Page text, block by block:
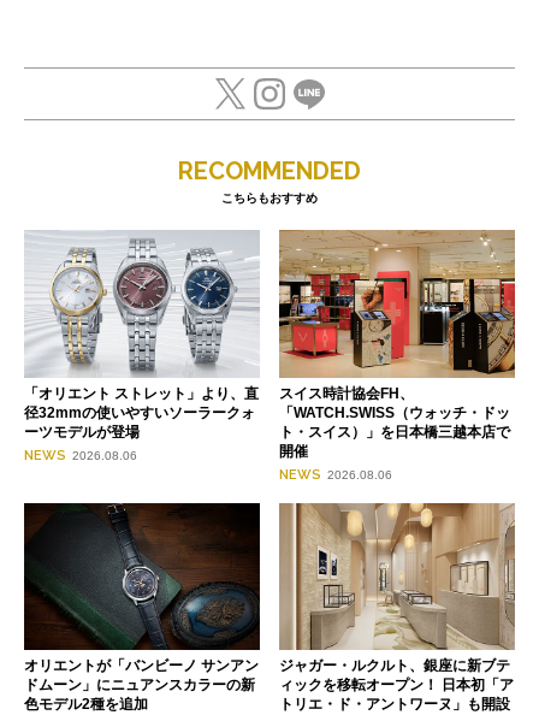
RECOMMENDED
こちらもおすすめ
「オリエント ストレット」より、直
径32mmの使いやすいソーラークォ
ーツモデルが登場
NEWS 2026.08.06
スイス時計協会FH、
「WATCH.SWISS（ウォッチ・ドッ
ト・スイス）」を日本橋三越本店で
開催
NEWS 2026.08.06
オリエントが「バンビーノ サンアン
ドムーン」にニュアンスカラーの新
色モデル2種を追加
ジャガー・ルクルト、銀座に新ブテ
ィックを移転オープン！ 日本初「ア
トリエ・ド・アントワーヌ」も開設